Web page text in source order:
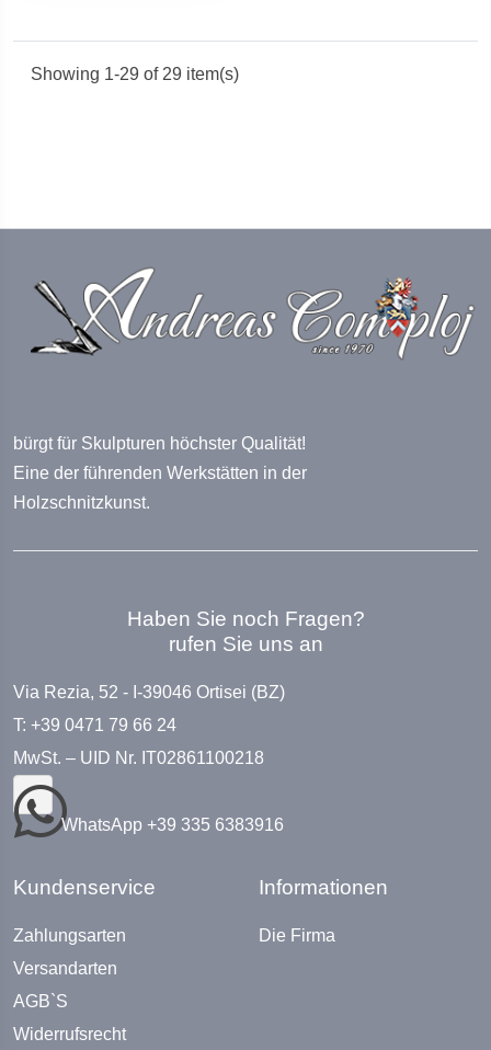
Showing 1-29 of 29 item(s)
bürgt für Skulpturen höchster Qualität!
Eine der führenden Werkstätten in der
Holzschnitzkunst.
Haben Sie noch Fragen?
rufen Sie uns an
Via Rezia, 52 - I-39046 Ortisei (BZ)
T: +39 0471 79 66 24
MwSt. – UID Nr. IT02861100218
WhatsApp +39 335 6383916
Kundenservice
Zahlungsarten
Versandarten
AGB`S
Widerrufsrecht
Informationen
Die Firma